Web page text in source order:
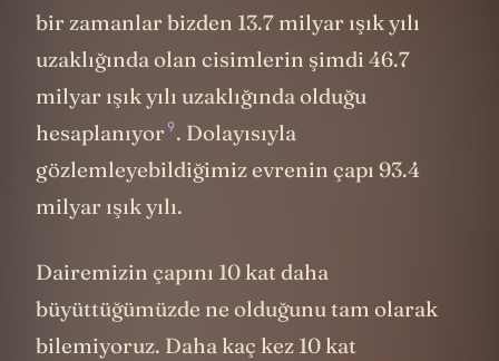
bir zamanlar bizden 13.7 milyar ışık yılı
uzaklığında olan cisimlerin şimdi 46.7
milyar ışık yılı uzaklığında olduğu
hesaplanıyor9. Dolayısıyla
gözlemleyebildiğimiz evrenin çapı 93.4
milyar ışık yılı.
Dairemizin çapını 10 kat daha
büyüttüğümüzde ne olduğunu tam olarak
bilemiyoruz. Daha kaç kez 10 kat